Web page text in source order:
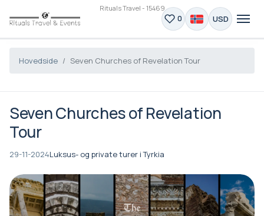
Rituals Travel - 15469
0 USD
Hovedside Seven Churches of Revelation Tour
Seven Churches of Revelation
Tour
29-11-2024Luksus- og private turer i Tyrkia